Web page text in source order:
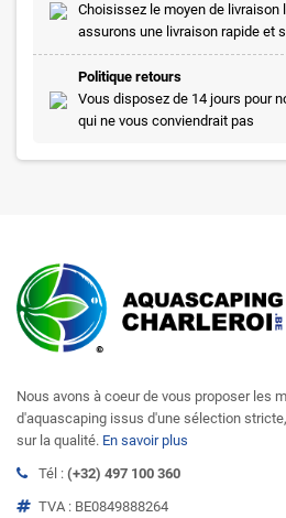
Choisissez le moyen de livraison
assurons une livraison rapide et
Politique retours
Vous disposez de 14 jours pour
qui ne vous conviendrait pas
Nous avons à coeur de vous proposer les
d'aquascaping issus d'une sélection
sur la qualité. En savoir plus
Tél : (+32) 497 100 360
TVA : BE0849888264